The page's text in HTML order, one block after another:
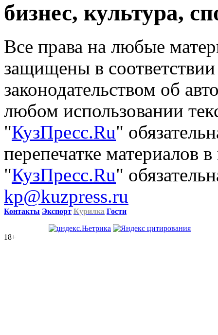
бизнес, культура,
Все права на любые
защищены в
законодательством об
любом использовании
"КузПресс.Ru"
перепечатке материалов
"КузПресс.Ru"
kp@kuzpress.ru
Контакты Экспорт Курилка Гости
18+